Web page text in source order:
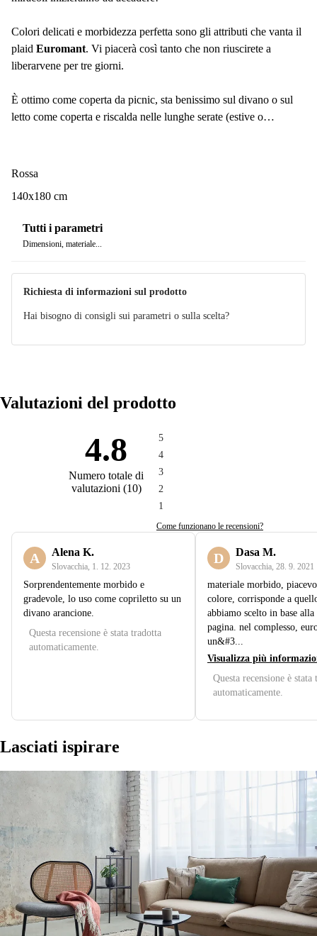
Colori delicati e morbidezza perfetta sono gli attributi che vanta il
plaid Euromant. Vi piacerà così tanto che non riuscirete a
liberarvene per tre giorni.
È ottimo come coperta da picnic, sta benissimo sul divano o sul
letto come coperta e riscalda nelle lunghe serate (estive o
Rossa
140x180 cm
Tutti i parametri
Dimensioni, materiale...
Richiesta di informazioni sul prodotto
Hai bisogno di consigli sui parametri o sulla scelta?
Valutazioni del prodotto
4.8
Numero totale di
valutazioni (10)
5
4
3
2
1
Come funzionano le recensioni?
A Alena K.
Slovacchia 1. 12. 2023
Sorprendentemente morbido e
gradevole, lo uso come copriletto su un
divano arancione.
Questa recensione è stata tradotta
automaticamente.
D Dasa M.
Slovacchia 28. 9. 2021
materiale morbido,
colore, corrisponde a
abbiamo scelto in base
pagina. nel complesso,
un&#3...
Visualizza più
Questa recensione è stata
automaticamente.
Lasciati ispirare